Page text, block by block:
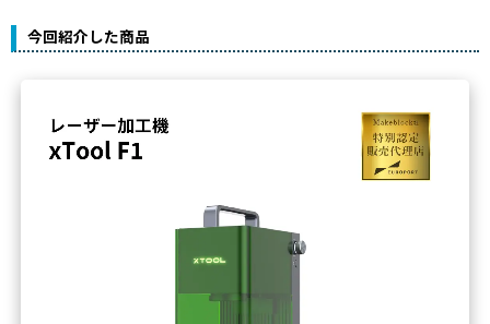
今回紹介した商品